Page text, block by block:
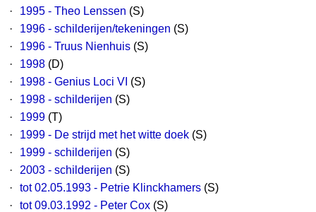
·
1995 - Theo Lenssen (S)
·
1996 - schilderijen/tekeningen (S)
·
1996 - Truus Nienhuis (S)
·
1998 (D)
·
1998 - Genius Loci VI (S)
·
1998 - schilderijen (S)
·
1999 (T)
·
1999 - De strijd met het witte doek (S)
·
1999 - schilderijen (S)
·
2003 - schilderijen (S)
·
tot 02.05.1993 - Petrie Klinckhamers (S)
·
tot 09.03.1992 - Peter Cox (S)